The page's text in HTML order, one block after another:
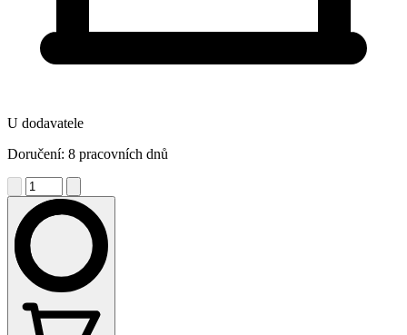
U dodavatele
Doručení: 8 pracovních dnů